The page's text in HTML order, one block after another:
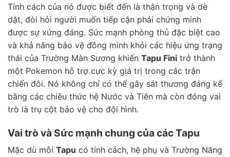
Tính cách của nó được biết đến là thận trọng và dè
dặt, đòi hỏi người muốn tiếp cận phải chứng minh
được sự xứng đáng. Sức mạnh phòng thủ đặc biệt cao
và khả năng bảo vệ đồng minh khỏi các hiệu ứng trạng
thái của Trường Màn Sương khiến Tapu Fini trở thành
một Pokemon hỗ trợ cực kỳ giá trị trong các trận
chiến đôi. Nó không chỉ có thể gây sát thương đáng kể
bằng các chiêu thức hệ Nước và Tiên mà còn đóng vai
trò là trụ cột bảo vệ cho đội hình.
Vai trò và Sức mạnh chung của các Tapu
Mặc dù mỗi Tapu có tính cách, hệ phụ và Trường Năng